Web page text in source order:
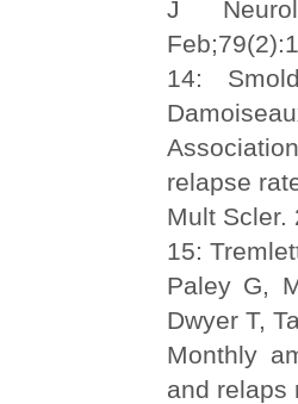
J
14:
relapse
Mult Scler.
15:
Paley G,
Dwyer T,
Monthly
and relaps